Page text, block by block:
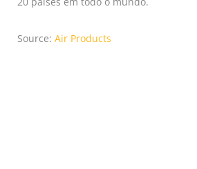
Source: Air Products